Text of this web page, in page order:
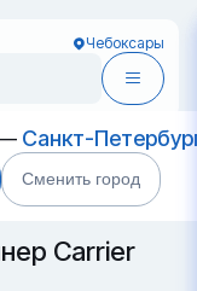
Чебоксары
Санкт-
Сменить город
SEBU 532394-3
Carrier